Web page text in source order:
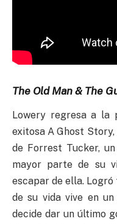
The Old Man & The
Lowery regresa a la
exitosa A Ghost
de Forrest Tucker,
mayor parte de su
escapar de ella. Logró
de su vida vive en
decide dar un último